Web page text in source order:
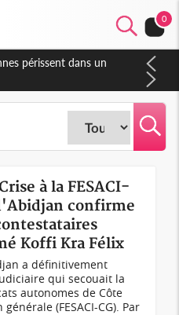
0
de la fête nationale
contre les produits
à la FESACI-
confirme
Koffi Kra Félix
a définitivement
qui secouait la
autonomes de Côte
(FESACI-CG). Par